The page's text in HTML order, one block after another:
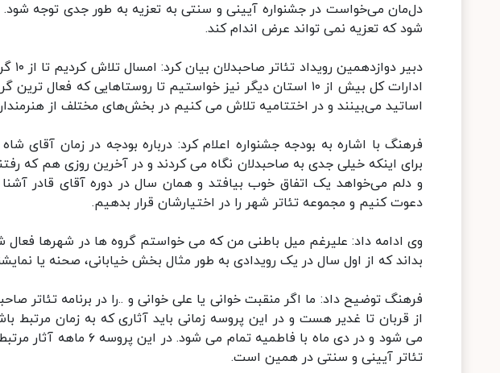
دل‌مان می‌خواست در جشنواره آیینی و سنتی به تعزیه به طور جدی توجه شود.
شود که تعزیه نمی تواند عرض اندام کند.
ادارات کل بیش از ۱۰ استان دیگر نیز خواستیم تا روستاهایی که فعال
اساتید می‌بینند و در اختتامیه تلاش می کنیم در بخش‌های مختلف از
فرهنگ با اشاره به بودجه جشنواره اعلام کرد: درباره بودجه در زمان آقای
برای اینکه خیلی جدی به صاحبدلان نگاه می کردند و در آخرین روزی هم که
دعوت کنیم و مجموعه تئاتر شهر را در اختیارشان قرار بدهیم.
وی ادامه داد: علیرغم میل باطنی من که می خواستم گروه ها در شهرها فعال
بداند که از اول سال در یک رویدادی به طور مثال بخش خیابانی، صحنه یا
فرهنگ توضیح داد: ما اگر منقبت خوانی یا علی خوانی و ..را در برنامه تئاتر
از قربان تا غدیر هست و در این پروسه زمانی باید آثاری که به زمان مرتبط
می شود و در دی ماه با
تئاتر آیینی و سنتی در همین است.